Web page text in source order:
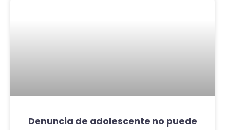
Denuncia de adolescente no puede